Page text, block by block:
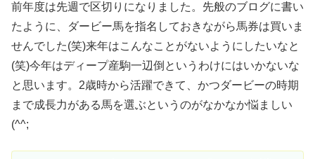
前年度は先週で区切りになりました。先般のブログに書い
たように、ダービー馬を指名しておきながら馬券は買いま
せんでした(笑)来年はこんなことがないようにしたいなと
(笑)今年はディープ産駒一辺倒というわけにはいかないな
と思います。2歳時から活躍できて、かつダービーの時期
まで成長力がある馬を選ぶというのがなかなか悩ましい
(^^;